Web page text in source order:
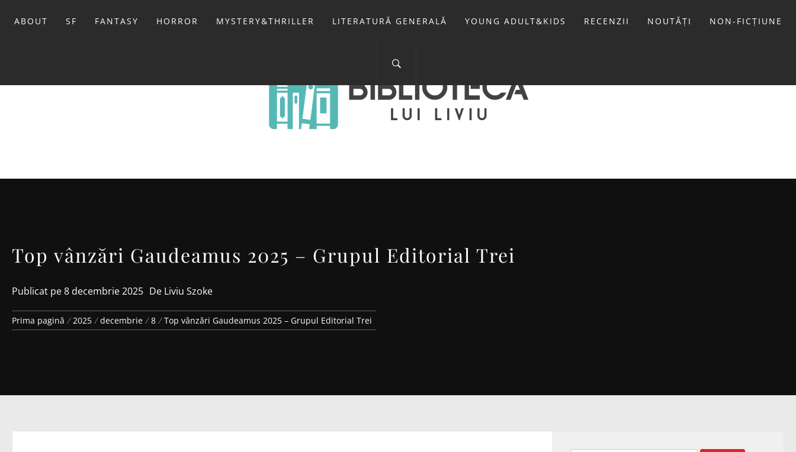
ABOUT SF FANTASY HORROR MYSTERY&THRILLER LITERATURĂ GENERALĂ YOUNG ADULT&KIDS RECENZII NOUTĂȚI NON-FICȚIUNE
BIBLIOTECA LUI LIVIU
Top vânzări Gaudeamus 2025 – Grupul Editorial Trei
Publicat pe8 decembrie 2025 De Liviu Szoke
Prima pagină 2025 decembrie 8 Top vânzări Gaudeamus 2025 – Grupul Editorial Trei